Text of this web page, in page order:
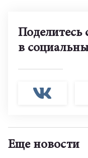
Поделитесь
в
Еще новости